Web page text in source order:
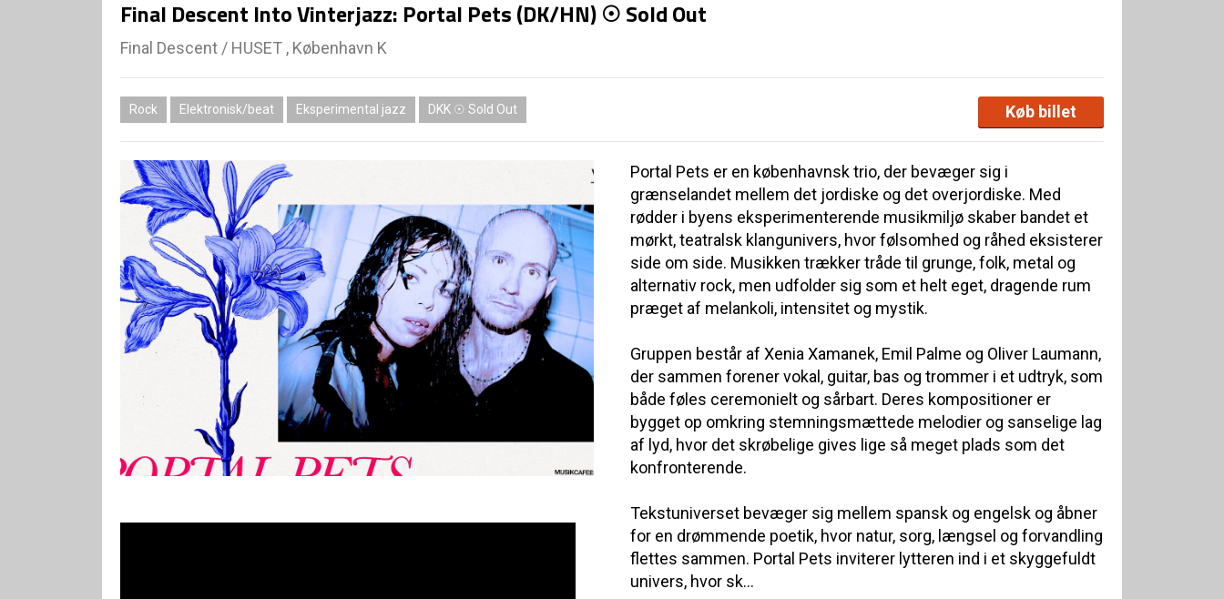
Final Descent Into Vinterjazz: Portal Pets (DK/HN) ☉ Sold Out
Final Descent / HUSET , København K
Rock Elektronisk/beat Eksperimental jazz DKK ☉ Sold Out Køb billet
Portal Pets er en københavnsk trio, der bevæger sig i
grænselandet mellem det jordiske og det overjordiske. Med
rødder i byens eksperimenterende musikmiljø skaber bandet et
mørkt, teatralsk klangunivers, hvor følsomhed og råhed eksisterer
side om side. Musikken trækker tråde til grunge, folk, metal og
alternativ rock, men udfolder sig som et helt eget, dragende rum
præget af melankoli, intensitet og mystik.
Gruppen består af Xenia Xamanek, Emil Palme og Oliver Laumann,
der sammen forener vokal, guitar, bas og trommer i et udtryk, som
både føles ceremonielt og sårbart. Deres kompositioner er
bygget op omkring stemningsmættede melodier og sanselige lag
af lyd, hvor det skrøbelige gives lige så meget plads som det
konfronterende.
Tekstuniverset bevæger sig mellem spansk og engelsk og åbner
for en drømmende poetik, hvor natur, sorg, længsel og forvandling
flettes sammen. Portal Pets inviterer lytteren ind i et skyggefuldt
univers, hvor sk...